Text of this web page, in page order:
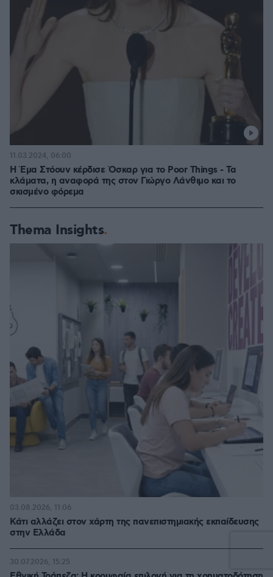
Η Έμα Στόουν κέρδισε Όσκαρ για το Poor Things - Τα
κλάματα, η αναφορά της στον Γιώργο Λάνθιμο και το
σκισμένο φόρεμα
11.03.2024, 06:00
Thema Insights
Κάτι αλλάζει στον χάρτη της πανεπιστημιακής εκπαίδευσης
στην Ελλάδα
03.08.2026, 11:06
30.07.2026, 15:25